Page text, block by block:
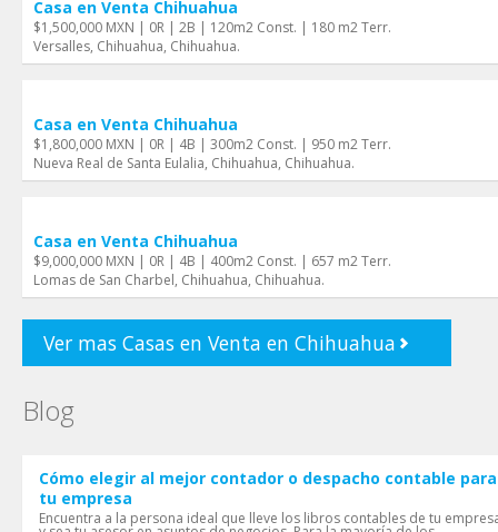
Casa en Venta Chihuahua
$1,500,000 MXN | 0R | 2B | 120m2 Const. | 180 m2 Terr.
Versalles, Chihuahua, Chihuahua.
Casa en Venta Chihuahua
$1,800,000 MXN | 0R | 4B | 300m2 Const. | 950 m2 Terr.
Nueva Real de Santa Eulalia, Chihuahua, Chihuahua.
Casa en Venta Chihuahua
$9,000,000 MXN | 0R | 4B | 400m2 Const. | 657 m2 Terr.
Lomas de San Charbel, Chihuahua, Chihuahua.
Ver mas Casas en Venta en Chihuahua
Blog
Cómo elegir al mejor contador o despacho contable para
tu empresa
Encuentra a la persona ideal que lleve los libros contables de tu